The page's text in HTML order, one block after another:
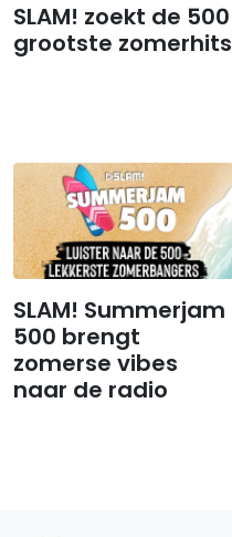
SLAM! zoekt de 500
grootste zomerhits
SLAM! Summerjam
500 brengt
zomerse vibes
naar de radio